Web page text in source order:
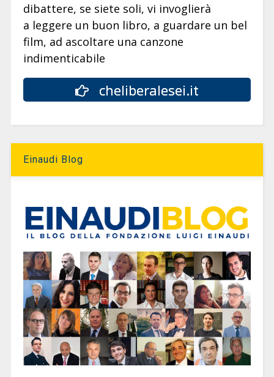
dibattere, se siete soli, vi invoglierà
a leggere un buon libro, a guardare un bel
film, ad ascoltare una canzone
indimenticabile
cheliberalesei.it
Einaudi Blog